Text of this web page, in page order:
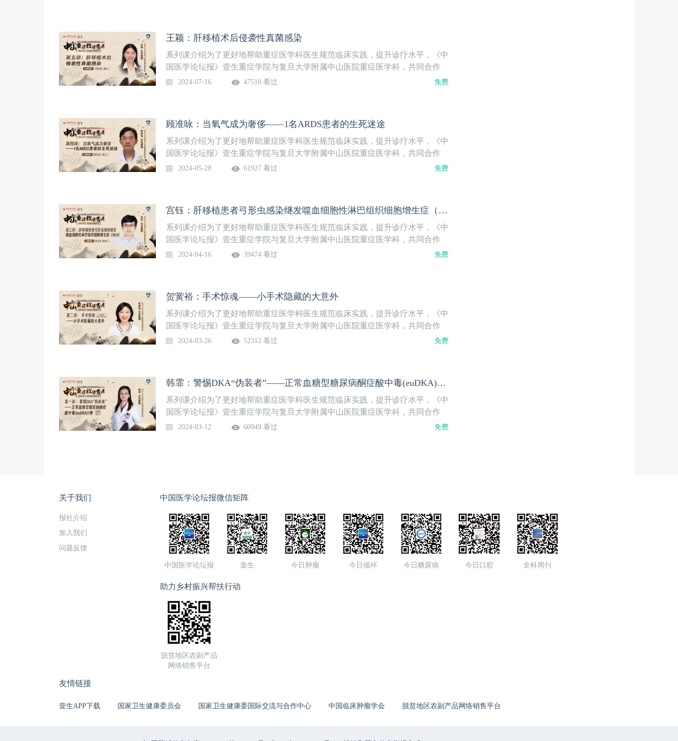
主治医师 复旦大学附属中山医院重症医学科上线时间7月30日（周二）温馨提
示：微信搜索“壹生重症学院”，关注后免费获得上课提醒，精彩内容不错过。
王颖：肝移植术后侵袭性真菌感染
系列课介绍为了更好地帮助重症医学科医生规范临床实践，提升诊疗水平，《中
国医学论坛报》壹生重症学院与复旦大学附属中山医院重症医学科，共同合作
《中山重症教学查房》栏目，将复旦大学附属中山医院重症医学科的科室培训精
二）温馨提示：微信搜索“壹生重症学院”，关注后免费获得上课提醒，精彩内容
不错过。
2024-07-16 47510 看过 免费
顾准咏：当氧气成为奢侈——1名ARDS患者的生死迷途
系列课介绍为了更好地帮助重症医学科医生规范临床实践，提升诊疗水平，《中
国医学论坛报》壹生重症学院与复旦大学附属中山医院重症医学科，共同合作
《中山重症教学查房》栏目，将复旦大学附属中山医院重症医学科的科室培训精
科上线时间5月28日（周二）温馨提示：微信搜索“壹生重症学院”，关注后免费
获得上课提醒，精彩内容不错过。
2024-05-28 61927 看过 免费
宫钰：肝移植患者弓形虫感染继发噬血细胞性淋巴组织细胞增生症（HLH）
系列课介绍为了更好地帮助重症医学科医生规范临床实践，提升诊疗水平，《中
国医学论坛报》壹生重症学院与复旦大学附属中山医院重症医学科，共同合作
《中山重症教学查房》栏目，将复旦大学附属中山医院重症医学科的科室培训精
山医院肝脏外科监护室上线时间4月16日（周二）温馨提示：微信搜索“壹生重症
学院”，关注后免费获得上课提醒，精彩内容不错过。
2024-04-16 39474 看过 免费
贺黉裕：手术惊魂——小手术隐藏的大意外
系列课介绍为了更好地帮助重症医学科医生规范临床实践，提升诊疗水平，《中
国医学论坛报》壹生重症学院与复旦大学附属中山医院重症医学科，共同合作
《中山重症教学查房》栏目，将复旦大学附属中山医院重症医学科的科室培训精
日（周二）温馨提示：微信搜索“壹生重症学院”，关注后免费获得上课提醒，精
彩内容不错过。
2024-03-26 52312 看过 免费
韩霏：警惕DKA“伪装者”——正常血糖型糖尿病酮症酸中毒(euDKA)1例
系列课介绍为了更好地帮助重症医学科医生规范临床实践，提升诊疗水平，《中
国医学论坛报》壹生重症学院与复旦大学附属中山医院重症医学科，共同合作
《中山重症教学查房》栏目，将复旦大学附属中山医院重症医学科的科室培训精
2024-03-12 60949 看过 免费
关于我们
报社介绍
加入我们
问题反馈
中国医学论坛报微信矩阵
中国医学论坛报 壹生 今日肿瘤 今日循环 今日糖尿病 今日口腔 全科周刊
助力乡村振兴帮扶行动
脱贫地区农副产品
网络销售平台
友情链接
壹生APP下载 国家卫生健康委员会 国家卫生健康委国际交流与合作中心 中国临床肿瘤学会 脱贫地区农副产品网络销售平台